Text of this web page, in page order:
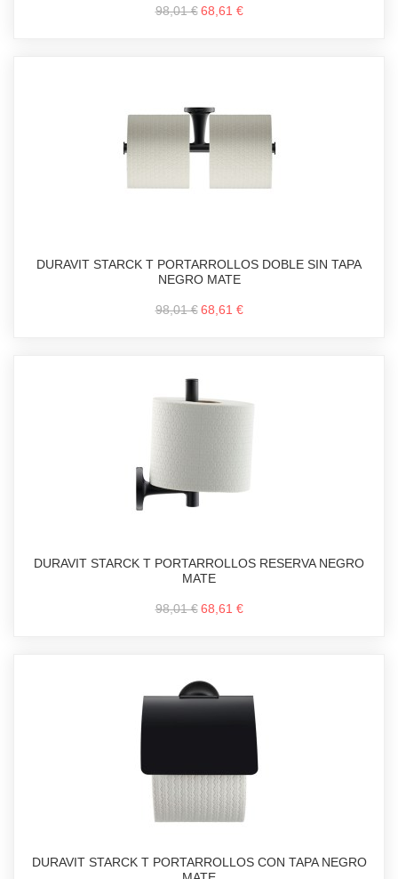
98,01 € 68,61 €
DURAVIT STARCK T PORTARROLLOS DOBLE SIN TAPA
NEGRO MATE
98,01 € 68,61 €
DURAVIT STARCK T PORTARROLLOS RESERVA NEGRO
MATE
98,01 € 68,61 €
DURAVIT STARCK T PORTARROLLOS CON TAPA NEGRO